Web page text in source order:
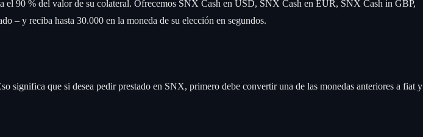
el 90 % del valor de su colateral. Ofrecemos SNX Cash en USD, SNX Cash en EUR, SNX Cash in GBP,
– y reciba hasta 30.000 en la moneda de su elección en segundos.
que si desea pedir prestado en SNX, primero debe convertir una de las monedas anteriores a fiat y